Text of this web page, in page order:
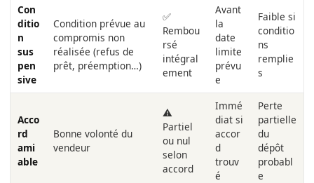
Con
ditio
n
sus
pen
sive
Condition prévue au
compromis non
réalisée (refus de
prêt, préemption…)
✅
Rembou
rsé
intégral
ement
Avant
la
date
limite
prévu
e
Faible si
conditio
ns
remplie
s
Acco
rd
ami
able
Bonne volonté du
vendeur
⚠️
Partiel
ou nul
selon
accord
Immé
diat si
accor
d
trouv
é
Perte
partielle
du
dépôt
probabl
e